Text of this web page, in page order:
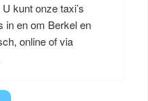
kunt onze taxi’s
in en om Berkel en
online of via